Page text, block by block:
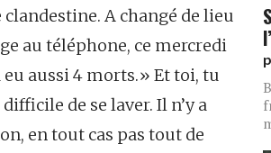
A changé de lieu
au téléphone, ce mercredi
eu aussi 4 morts.» Et toi, tu
de se laver. Il n’y a
en tout cas pas tout de